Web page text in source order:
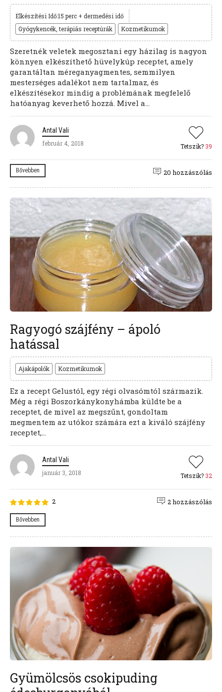
Elkészítési Idő:15 perc + dermedési idő
Gyógykencék, terápiás receptúrák
Kozmetikumok
Szeretnék veletek megosztani egy házilag is nagyon
könnyen elkészíthető hüvelykúp receptet, amely
garantáltan méreganyagmentes, semmilyen
mesterséges adalékot nem tartalmaz, és
elkészítésekor mindig a problémának megfelelő
hatóanyag keverhető hozzá. Mivel a...
Antal Vali
február 4, 2018
Tetszik? 39
Bővebben 20 hozzászólás
Ragyogó szájfény – ápoló
hatással
Ajakápolók Kozmetikumok
Ez a recept Gelustól, egy régi olvasómtól származik.
Még a régi Boszorkánykonyhámba küldte be a
receptet, de mivel az megszűnt, gondoltam
megmentem az utókor számára ezt a kiváló szájfény
receptet,...
Antal Vali
január 3, 2018
Tetszik? 32
2
Bővebben
2 hozzászólás
Gyümölcsös csokipuding